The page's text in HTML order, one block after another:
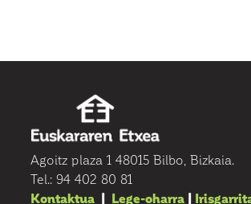
Agoitz plaza 1 48015 Bilbo, Bizkaia.
Tel.: 94 402 80 81
Kontaktua | Lege-oharra |